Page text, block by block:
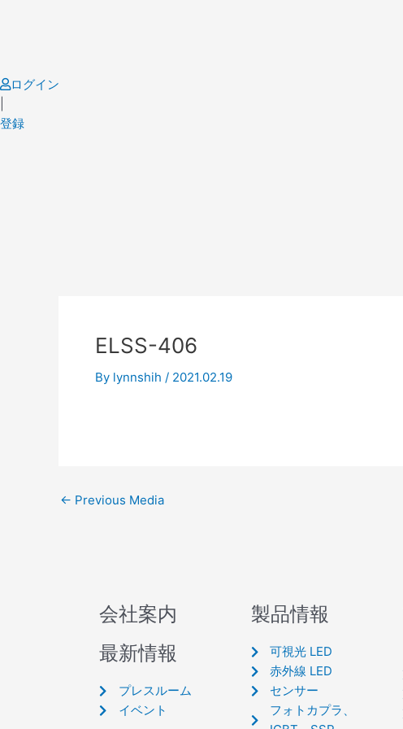
ログイン
登録
ELSS-406
By lynnshih / 2021.02.19
← Previous Media
会社案内
最新情報
プレスルーム
イベント
製品情報
可視光 LED
赤外線 LED
センサー
フォトカプラ、